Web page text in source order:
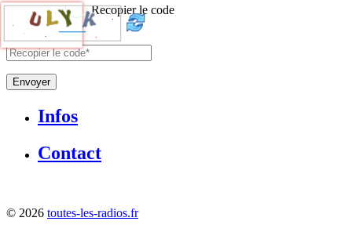
Recopier le code
Envoyer
Infos
Contact
© 2026 toutes-les-radios.fr